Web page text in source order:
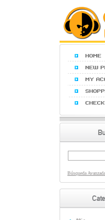
Búsqueda Avanzada